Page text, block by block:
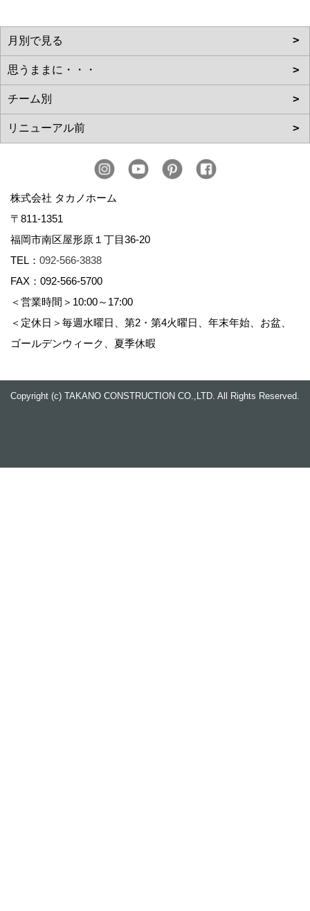
株式会社 タカノホーム
〒811-1351
福岡市南区屋形原１丁目36-20
TEL： 092-566-3838
FAX：092-566-5700
＜営業時間＞10:00～17:00
＜定休日＞毎週水曜日、第2・第4火曜日、年末年始、お盆、
ゴールデンウィーク、夏季休暇
Copyright (c) TAKANO CONSTRUCTION CO.,LTD. All Rights Reserved.